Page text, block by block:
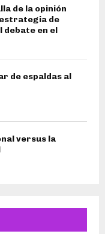
de la opinión
de
debate en el
de espaldas al
versus la